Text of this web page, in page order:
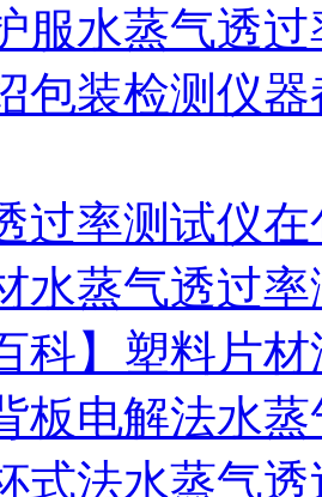
服水蒸气透
包装检测仪
过率测试仪
水蒸气透过
科】塑料片
板电解法水
式法水蒸气